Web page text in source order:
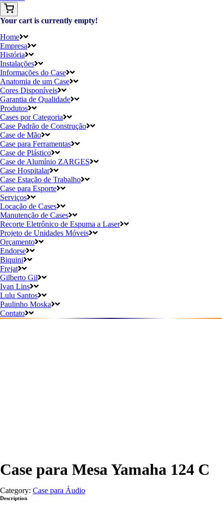
Your cart is currently empty!
Home
Empresa
História
Instalações
Informações do Case
Anatomia de um Case
Cores Disponíveis
Garantia de Qualidade
Produtos
Cases por Categoria
Case Padrão de Construção
Case de Mão
Case para Ferramentas
Case de Plástico
Case de Alumínio ZARGES
Case Hospitalar
Case Estação de Trabalho
Case para Esporte
Serviços
Locação de Cases
Manutenção de Cases
Recorte Eletrônico de Espuma a Laser
Projeto de Unidades Móveis
Orçamento
Endorse
Biquini
Frejat
Gilberto Gil
Ivan Lins
Lulu Santos
Paulinho Moska
Contato
Case para Mesa Yamaha 124 C
Category: Case para Áudio
Description